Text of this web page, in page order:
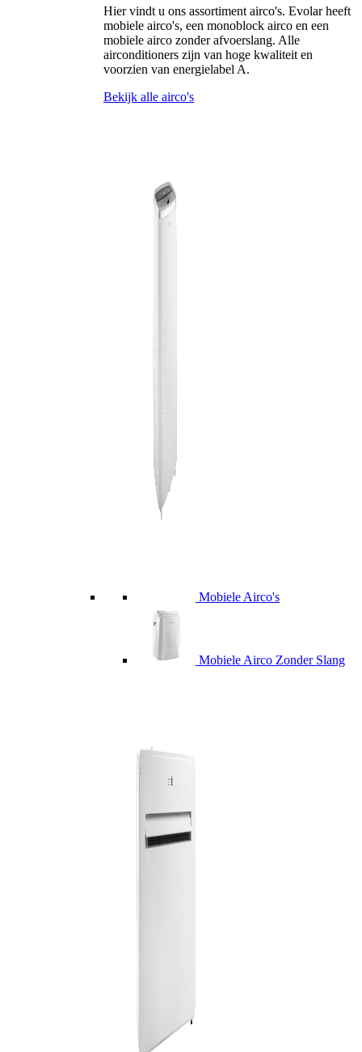
Hier vindt u ons assortiment airco's. Evolar heeft
mobiele airco's, een monoblock airco en een
mobiele airco zonder afvoerslang. Alle
airconditioners zijn van hoge kwaliteit en
voorzien van energielabel A.
Bekijk alle airco's
Mobiele Airco's
Mobiele Airco Zonder Slang